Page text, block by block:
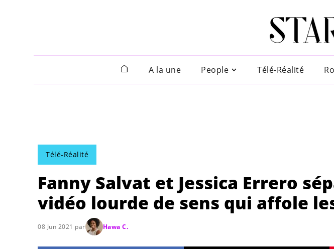
A la une People Télé-Réalité
Télé-Réalité
Fanny Salvat et Jessica Errero
vidéo lourde de sens qui affole
08 Jun 2021 par Hawa C.